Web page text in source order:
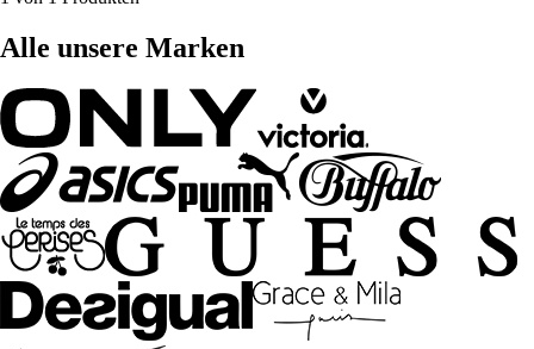
Alle unsere Marken